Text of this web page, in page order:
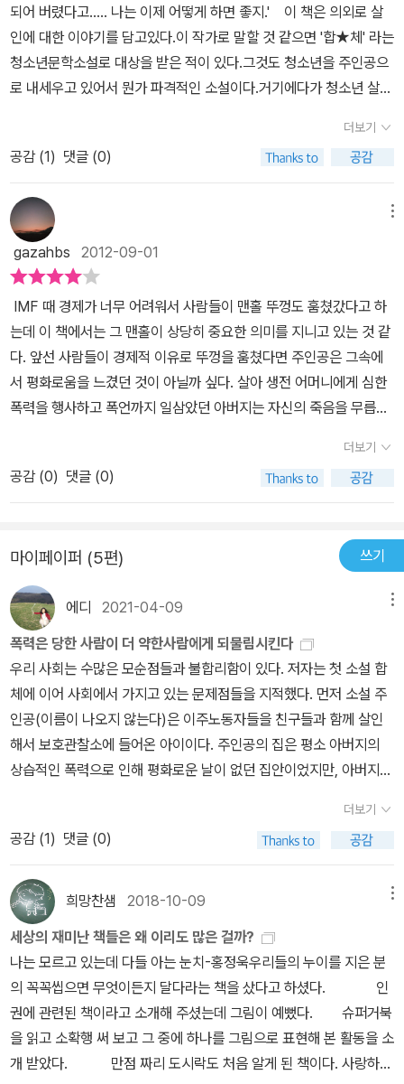
아닐까요?” 20-21쪽
을 들고 등장하여 하루아침에 아버지를 잃은 아들의 상심에 대해이야
기하고, 늘 반에서 5등안에 들었던 성적이 최근 바닥에 가까울 정도
로 떨어진 성적표를 제시하였다. 맨홀속에 버린 아버지 훈장과 감사
두 징역 3년형을 받았지만 그는 보호관찰로 끝날 것이라며 변호사는
승리의 미소를 지었다. 그는 우리 모두가 이상한 연극을 하고 있는 것
은 아닌가 생각해본다. [맨홀]은 우리 모두의 안에 숨어 있는 커다란
구멍을 조심스럽게 보여준다. 쨍쨍이 떠있는 해로 낮은 밝지만, 저 밑
바닥에 있는 맨홀속은 비밀스럽고, 어둡고, 교모하다. 주인공은 의지
와는 상관없이 스스로를 맨홀 구덩이속에 가둬버린다. 끝없이 깊고
어두운, 그리고 구원따위는 보이지 않는다.
던 누나는 연극배우가 되고자 곁을 떠나고 언제 그랬냐는 듯 악마로
서 아버지가 아닌, 영웅으로서의 아버지를 너무 쉽게 받아들이는 모
습을 보면서 살인을 저지르게 된다. 그리고 아이러니하게도 악마이자
영웅이었던 아버지의 명성 덕분에 살인죄가 감면당하게 된다. 이 소
설의 마지막 장면 역시 영화 <케빈에 대하여>처럼 엄마가 아들에게
묻는다. 그리고 엄마는 아들을 두려워 하고, 괴로워 하며 감정을 쏟아
저런 생각에 잠긴다. 이 두 작품을 보고 많은 생각을 하게 되었다. 그
속의 국적과 상황, 그리고 정서는 다르지만 교묘하게 두 작품의 끝은
닿아있다. <케빈에 대하여>의 '알았었는데 잊어먹었다'는 아들의 짧
은 답변 속에 담긴 의미가 조금은 이해가 된다. 말로 풀기에는 너무 복
잡한 그 감정. 어디서부터 어떻게 이야기를 시작해야 할지 몰라서였
기도 했을 것이고, 그 이유를 찾아 자신의 악몽 속을 헤집기에는 너무
무서웠던 것이 아닐까?
되어 버렸다고..... 나는 이제 어떻게 하면 좋지.' 이 책은 의외로 살
인에 대한 이야기를 담고있다.이 작가로 말할 것 같으면 '합★체' 라는
청소년문학소설로 대상을 받은 적이 있다.그것도 청소년을 주인공으
로 내세우고 있어서 뭔가 파격적인 소설이다.거기에다가 청소년 살인
섯 명이 불법 체류자로 기소되는 사건이 발생한다.그 중에서 나 라는
아이의 아버지는 1년 전 봉재 공장 화재 사건으로수 많은 목숨들을 잃
을 뻔한 사건속에서도 열여섯 명의 목숨을 구한 소방영웅의 아들이
다. 매일 밤 가족들에게 폭력을 휘드르던 아버지가 어느세 소방영웅
이 되어 순직하였다.그런탓에 나 라는 아이는 아버지 때문에 1년의 형
을 선고받는 혜택(?)를 누리게 되고16주 동안 재활센터에서 지내게
된다.여기 이 책에서 나오는 '한마음 청소년 센터' 는 많은 활동들을
한다.직업훈련과 축구 시간이 있고, 개인 면담을 하기도 한다.자신의
시간표대로 딱딱 생활을 하게되고, 자신의 행동 하나하나가 기록이
된다.물론 자신의 과거와 이야기 또한 세세히 기록이 되는 곳이다. 이
책에서는 어느집에서나 흔히 볼 수 있는 '가정폭력' 이라는 이야기를
담고 있다.이 책을 보면 우리의 사회의 문제점을 발견할 수 있다.가정
폭력에서 시달리는 엄마와 그런 아버지를 보면서 항상 아버지를 죽이
는 상상만 하는 아들.현실을 부정하다 집을 떠난 누나. 아버지의 폭력
시체를 버리는 곳이 되어버린다. 자신의 소중한 추억이 나쁜짓을 일
삼았던 장소가 되어버리다니.뭔가 씁쓸한 이야기다. 사실 맨홀이라는
책에는 왠지 자연재해 같은 이야기가 담겨있을 것이라고 생각을 하였
는데내가 상상하던 그 이야기가 아닌 전혀 다른 이야기!그리고 청소
년의 이야기와 살인 이야기! 제목이 이래서 맨홀이였구나! 이 책을
읽으면서 한가정에서 일어날 법한 이야기이고,우리가 길 가다가 흔히
볼 수 있는 맨홀 이라는 소재로 글을 다루니뭔가 현실감 느껴지는 이
야기!
더보기
공감 (1) 댓글 (0)
gazahbs 2012-09-01
IMF 때 경제가 너무 어려워서 사람들이 맨홀 뚜껑도 훔쳤갔다고 하
는데 이 책에서는 그 맨홀이 상당히 중요한 의미를 지니고 있는 것 같
다. 앞선 사람들이 경제적 이유로 뚜껑을 훔쳤다면 주인공은 그속에
서 평화로움을 느겼던 것이 아닐까 싶다. 살아 생전 어머니에게 심한
폭력을 행사하고 폭언까지 일삼았던 아버지는 자신의 죽음을 무릅쓰
을 받는 사람이 되어 있었다. 세상은 참 아이러니 하다. 아버지가 살아
있을때 폭행과 폭언에 묵인하고 그 원인을 누나와 자신(주인공)에게
돌렸던 엄마, 그런 일들에도 아무렇지 않은 듯 어느 집보다 더 반듯한
자 아버지에게 수여된 감사패와 훈장으로 원래의 아버지 모습이 아닌
것으로 미화시키려 한다. 그런데 가정 환경이 왜 중요한지를 알 것 같
다. 아버지의 폭력과 폭언을 보고 자란 주인공은 아버지를 살해하고
픈 충동에 시달리 정도였다. 그토록 혐오스럽고 결코 자신은 그렇게
되지 말아야 겠다고 생각했던 아버지의 모습을 주인공은 어느새 닮아
가고 있었던 것이다. 아버지를 죽이고 싶었던 주인공은 고3, 열아홉
나이에 네팔인 불법 체류자를 살인해서 친구들과 함께 기소된다. 하
지만 16명의 목숨을 구한 영웅스런 소방관의 아들이기에 아버지의
옛동료들의 도움으로 보호관찰 1년으로 형을 선고 받는다. 아버지의
지 벌였다는 것이 유능한 변호사의 주장이였다. 주인공이 저지른 일
보다는 아버지가 이룬 업적에 호소를 해서 주인공은 형을 감량받은
것이다. 아버지의 폭력과 폭언을 피해 누나와 함께 숨어 있으며 놀았
던 맨홀에 이제는 주인공 혼자 남게 된다. 그리고 어느새 아버지를 닮
아 가는 자신의 모습에 자괴감을 느끼기까지 한다. 집안에서의 모습
과 집밖에서의 모습이 너무나 달랐던 아버지, 그리고 아버지의 문제
들을 봉합하고 감추려고 없는 것처럼 행동했던 엄마와 누나 사이에서
겪었을 주인공 소년의 모습이 너무 힘들었을 것 같다. 가정폭력을 휘
두르는 아버지를 살해한 자녀의 사건이 간혹 소개되기도 하는데 만약
그런 상황에 놓인다면 그러한 유혹과 분노를 참아 낼 수 있을까 싶기
도 하다. 주인공의 모든 행동을 옹호하려는 것은 아니지만 무기력했
더보기
공감 (0) 댓글 (0)
마이페이퍼 (5편) 쓰기
에디 2021-04-09
폭력은 당한 사람이 더 약한사람에게 되물림시킨다
우리 사회는 수많은 모순점들과 불합리함이 있다. 저자는 첫 소설 합
체에 이어 사회에서 가지고 있는 문제점들을 지적했다. 먼저 소설 주
인공(이름이 나오지 않는다)은 이주노동자들을 친구들과 함께 살인
해서 보호관찰소에 들어온 아이이다. 주인공의 집은 평소 아버지의
상습적인 폭력으로 인해 평화로운 날이 없던 집안이었지만, 아버지가
죽어 영웅이 된다. 평소 아버지가 집에서 부렸던 행패나 폭력으로 쌓
인 주인공의 분노는 아버지가 죽고 난 뒤에도 사그라들지 않게 된다.
집에서는 언제나 엄마와 가족들을 위협했지만, 죽고 난 뒤에는 아무
일도 없었단 듯이 이 시대의 의인으로 죽은 모습을 보고 참지 못하게
된 것이다. 그렇게 아버지가 돌아가시고 난 뒤, 학교생활은 뒷전으로
밀리고 방탕한 생활을 시작한다. 친구들과 밤 늦게까지 돌아다니고,
놀면서 스스로를 더 나은 인간이 되었다고 생각하고 우쭐하게 된다.
그렇게 ‘파키‘라고 불리는 이주노동자들과 싸운 뒤, 여태껏 쌓인 분노
를 모두 그 이주노동자에게 폭발하여 살인을 하게 된 것이다.저자는
이 책을 통해서 폭력의 되물림에 대해서 지적한다. 우리는 우리보다
약한 사람을 만났을땐 상대적인 우월감을 느끼면서 그들을 경멸하고
더보기
공감 (1) 댓글 (0)
희망찬샘 2018-10-09
세상의 재미난 책들은 왜 이리도 많은 걸까?
나는 모르고 있는데 다들 아는 눈치-홍정욱우리들의 누이를 지은 분
의 꼭꼭씹으면 무엇이든지 달다라는 책을 샀다고 하셨다. 인
권에 관련된 책이라고 소개해 주셨는데 그림이 예뻤다. 슈퍼거북
을 읽고 소확행 써 보고 그 중에 하나를 그림으로 표현해 본 활동을 소
개 받았다. 만점 짜리 도시락도 처음 알게 된 책이다. 사랑하는